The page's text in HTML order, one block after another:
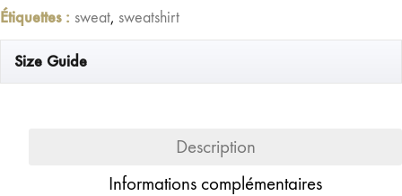
délavé
Étiquettes : sweat, sweatshirt
Size Guide
Description
Informations complémentaires